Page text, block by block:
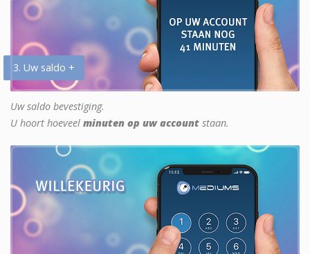
3. Uw saldo +
Uw saldo bevestiging.
U hoort hoeveel minuten op uw account staan.